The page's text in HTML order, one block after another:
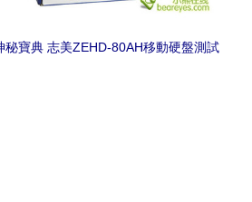
秘寶典 志美ZEHD-80AH移動硬盤測試